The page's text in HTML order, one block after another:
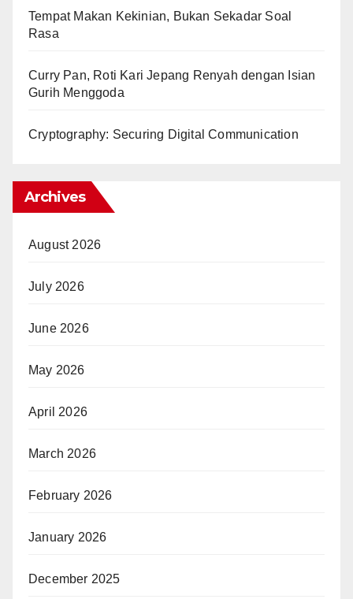
Tempat Makan Kekinian, Bukan Sekadar Soal
Rasa
Curry Pan, Roti Kari Jepang Renyah dengan Isian
Gurih Menggoda
Cryptography: Securing Digital Communication
Archives
August 2026
July 2026
June 2026
May 2026
April 2026
March 2026
February 2026
January 2026
December 2025